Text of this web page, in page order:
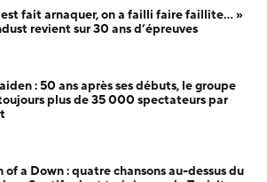
fait arnaquer, on a failli faire faillite… »
revient sur 30 ans d’épreuves
: 50 ans après ses débuts, le groupe
plus de 35 000 spectateurs par
of a Down : quatre chansons au-dessus du